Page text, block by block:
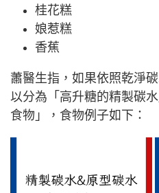
桂花糕
娘惹糕
香蕉
蕭醫生指，如果依照乾淨
以分為「高升糖的精製碳
食物」，食物例子如下：